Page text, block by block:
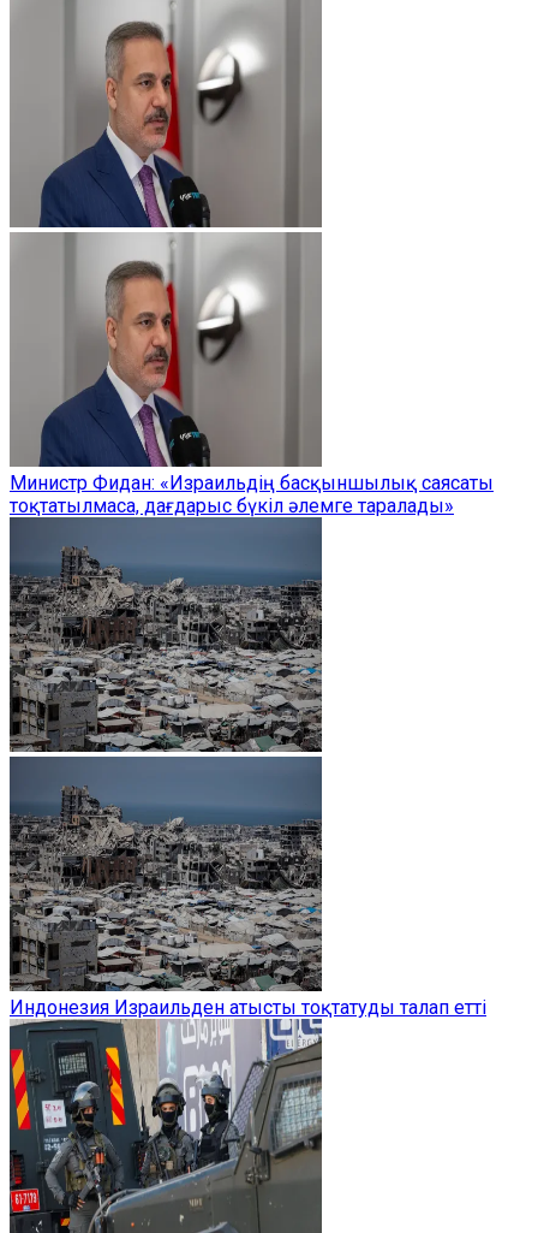
Министр Фидан: «Израильдің басқыншылық саясаты
тоқтатылмаса, дағдарыс бүкіл әлемге таралады»
Индонезия Израильден атысты тоқтатуды талап етті